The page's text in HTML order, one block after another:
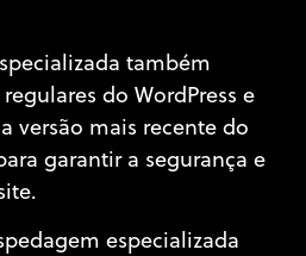
também
do WordPress e
versão mais recente do
garantir a segurança e
especializada